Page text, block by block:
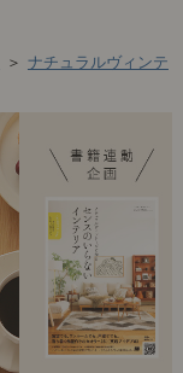
＞ ナチュラルヴィンテ